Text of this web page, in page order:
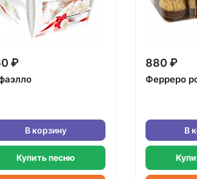
₽
В корзину
Купить песню
880 ₽
Ферреро
В